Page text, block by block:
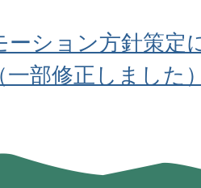
ーション方針策定
一部修正しました